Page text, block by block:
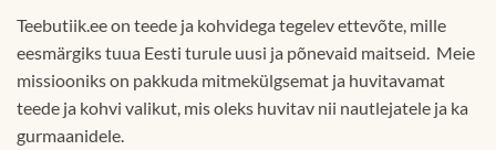
Teebutiik.ee on teede ja kohvidega tegelev ettevõte, mille
eesmärgiks tuua Eesti turule uusi ja põnevaid maitseid. Meie
missiooniks on pakkuda mitmekülgsemat ja huvitavamat
teede ja kohvi valikut, mis oleks huvitav nii nautlejatele ja ka
gurmaanidele.